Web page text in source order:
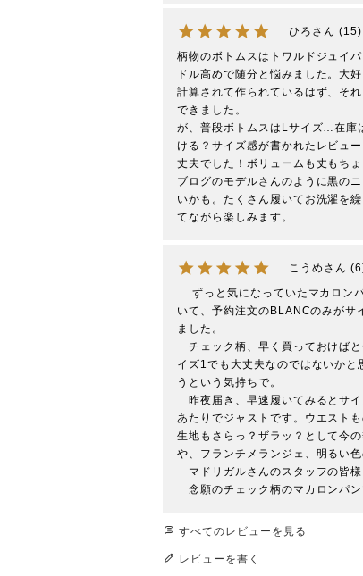
ひろ 15
柄物のボトムスはトワルドジュイ
ドル高めで随分と悩みました。大
計算されて作られているはず、そ
できました。
が、普段ボトムスはLサイズ…在庫
ける？サイズ感が書かれたレビュ
丈夫でした！ボリュームも丈もちょ
ブログのモデルさんのように黒の
いかも。たくさん履いてお洗濯を
てながら楽しみます。
こうめ 6
いて、予約注文のBLANCのみがサ
ました。
チェック柄、早く買っておけば
イズ1でも大丈夫なのではないか
うという気持ちで。
昨夜届き、早速履いてみるとサ
あたりでジャストです。ウエスト
生地もさらっ？ザラッ？として今
や、フランチメランジェ、明るい
マドリガルさんのスタッフの皆様
念願のチェック柄のマカロンパン
すべてのレビューを見る
レビューを書く